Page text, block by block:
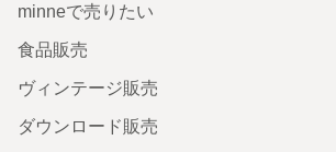
minneで売りたい
食品販売
ヴィンテージ販売
ダウンロード販売